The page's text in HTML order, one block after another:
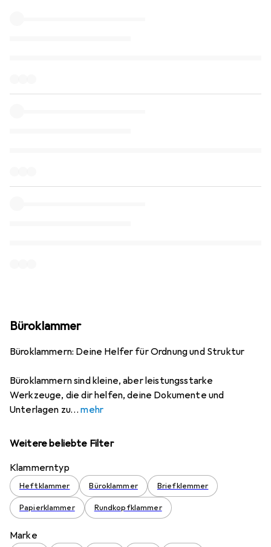
Büroklammer
Büroklammern: Deine Helfer für Ordnung und Struktur
Büroklammern sind kleine, aber leistungsstarke
Werkzeuge, die dir helfen, deine Dokumente und
Unterlagen zu
mehr
Weitere beliebte Filter
Klammerntyp
Heftklammer Büroklammer Briefklemmer
Papierklammer Rundkopfklammer
Marke